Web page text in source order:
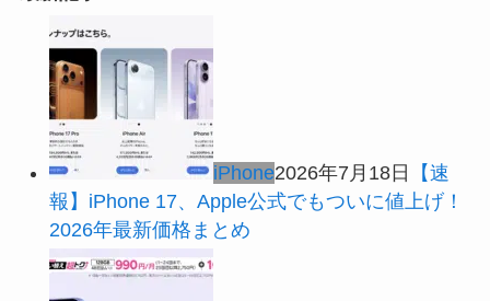
iPhone2026年7月18日
【速
報】iPhone 17、Apple公式でもついに値上げ！
2026年最新価格まとめ